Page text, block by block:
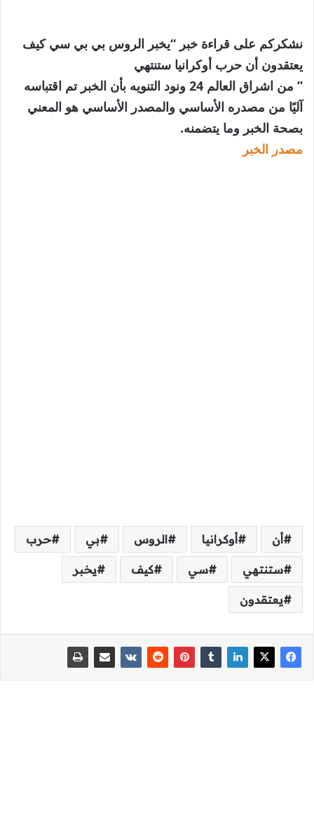
نشكركم على قراءة خبر “يخبر الروس بي بي سي كيف
يعتقدون أن حرب أوكرانيا ستنتهي
” من اشراق العالم 24 ونود التنويه بأن الخبر تم اقتباسه
آليًا من مصدره الأساسي والمصدر الأساسي هو المعني
بصحة الخبر وما يتضمنه.
مصدر الخبر
أن أوكرانيا الروس بي حرب
ستنتهي سي كيف يخبر
يعتقدون